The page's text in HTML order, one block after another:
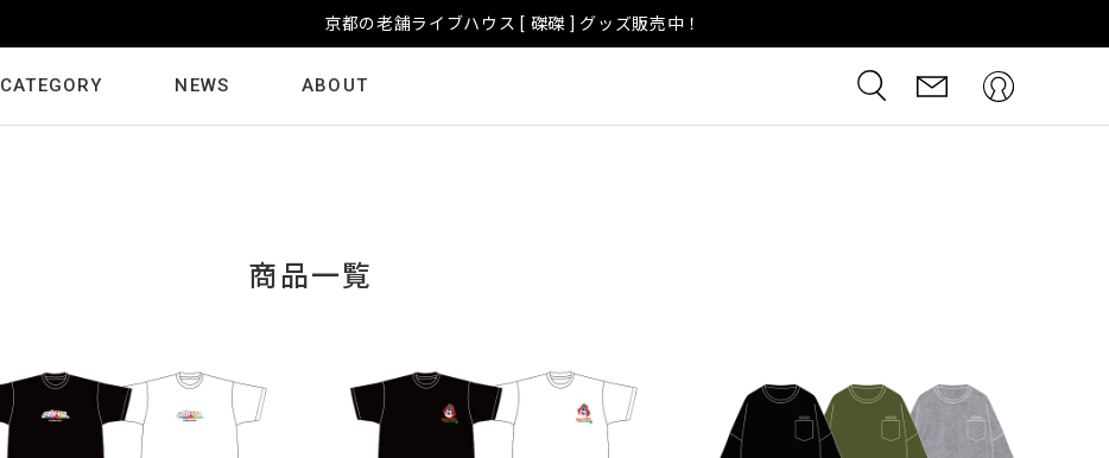
京都の老舗ライブハウス [ 磔磔 ] グッズ販売中！
CATEGORY NEWS ABOUT
商品一覧